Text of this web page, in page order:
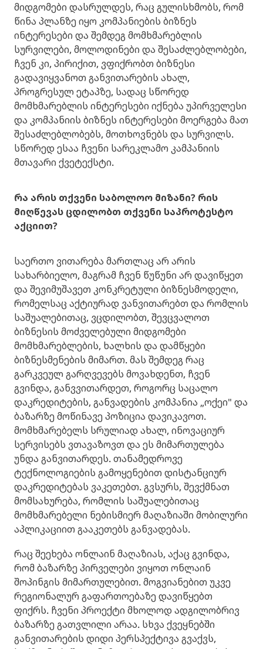
მიდგომები დასრულდეს, რაც გულისხმობს, რომ
წინა პლანზე იყო კომპანიების ბიზნეს
ინტერესები და შემდეგ მომხმარებლის
სურვილები, მოლოდინები და შესაძლებლობები,
ჩვენ კი, პირიქით, ვფიქრობთ ბიზნესი
გადავიყვანოთ განვითარების ახალ,
პროგრესულ ეტაპზე, სადაც სწორედ
მომხმარებლის ინტერესები იქნება უპირველესი
და კომპანიის ბიზნეს ინტერესები მოერგება მათ
შესაძლებლობებს, მოთხოვნებს და სურვილს.
სწორედ ესაა ჩვენი სარეკლამო კამპანიის
მთავარი ქვეტექსტი.
რა არის თქვენი საბოლოო მიზანი? რის
მიღწევას ცდილობთ თქვენი საპროტესტო
აქციით?
საერთო ვითარება მართლაც არ არის
სახარბიელო, მაგრამ ჩვენ წუწუნი არ დავიწყეთ
და შევიმუშავეთ კონკრეტული ბიზნესმოდელი,
რომელსაც აქტიურად ვანვითარებთ და რომლის
საშუალებითაც, ვცდილობთ, შევცვალოთ
ბიზნესის მოძველებული მიდგომები
მომხმარებლების, ხალხის და დამწყები
ბიზნესმენების მიმართ. მას შემდეგ რაც
გარკვეულ გარღვევებს მოვახდენთ, ჩვენ
გვინდა, განვვითარდეთ, როგორც საცალო
დაკრედიტების, განვადების კომპანია „ოქეი" და
ბაზარზე მოწინავე პოზიცია დავიკავოთ.
მომხმარებელს სრულიად ახალ, ინოვაციურ
სერვისებს ვთავაზოვთ და ეს მიმართულება
უნდა განვითარდეს. თანამედროვე
ტექნოლოგიების გამოყენებით დისტანციურ
დაკრედიტებას ვაკეთებთ. გვსურს, შევქმნათ
მომსახურება, რომლის საშუალებითაც
მომხმარებელი ნებისმიერ მაღაზიაში მობილური
აპლიკაციით გააკეთებს განვადებას.
რაც შეეხება ონლაინ მაღაზიას, აქაც გვინდა,
რომ ბაზარზე პირველები ვიყოთ ონლაინ
შოპინგის მიმართულებით. მოგვიანებით უკვე
რეგიონალურ გაფართოებაზე დავიწყებთ
ფიქრს. ჩვენი პროექტი მხოლოდ ადგილობრივ
ბაზარზე გათვლილი არაა. სხვა ქვეყნებში
განვითარების დიდი პერსპექტივა გვაქვს,